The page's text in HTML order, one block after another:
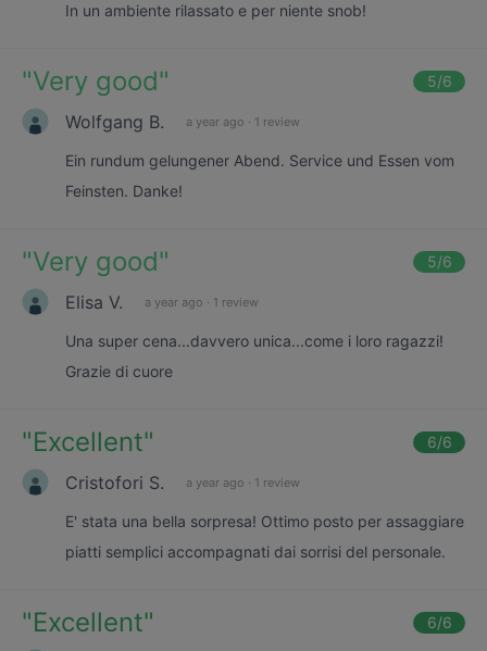
In un ambiente rilassato e per niente snob!
"Very good" 5/6
Wolfgang B. a year ago · 1 review
Ein rundum gelungener Abend. Service und Essen vom
Feinsten. Danke!
"Very good" 5/6
Elisa V. a year ago · 1 review
Una super cena...davvero unica...come i loro ragazzi!
Grazie di cuore
"Excellent" 6/6
Cristofori S. a year ago · 1 review
E' stata una bella sorpresa! Ottimo posto per assaggiare
piatti semplici accompagnati dai sorrisi del personale.
"Excellent" 6/6